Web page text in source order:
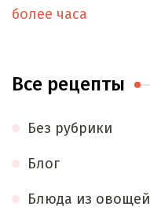
более часа
Все рецепты
Без рубрики
Блог
Блюда из овощей